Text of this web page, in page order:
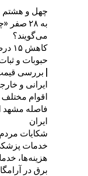
چهل و
به ۲۸
می‌گویند؟
حبوبات و
| بررسی
ایرانی و
اقوام
فاصله
ایران
شکایات
خدمات
هزینه‌ها،
برق در